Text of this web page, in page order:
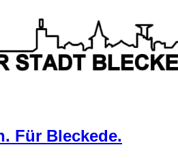
Für Bleckede.